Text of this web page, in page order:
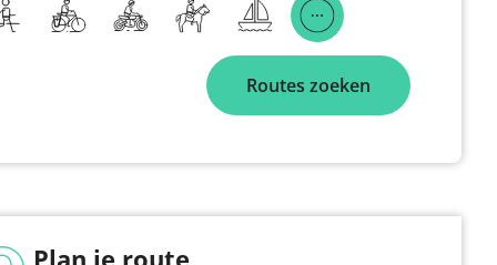
Routes zoeken
Plan je route